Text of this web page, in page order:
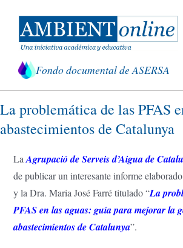
contenido
Fondo documental de ASERSA
La problemática de las PFAS
abastecimientos de Catalunya
LaAgrupació de Serveis d’Aigua de
de publicar un interesante informe
y la Dra. Maria José Farré titulado “La
PFAS en las aguas: guía para mejorar la
abastecimientos de Catalunya”.